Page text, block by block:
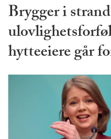
Brygger i
hytteeiere går